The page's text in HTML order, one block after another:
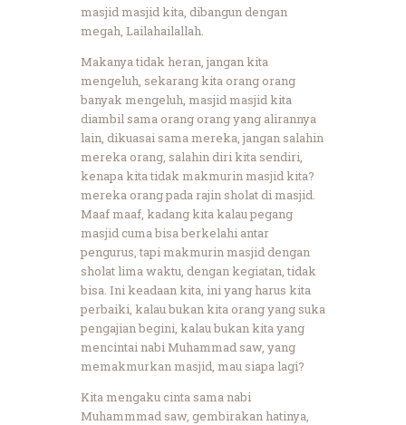
masjid masjid kita, dibangun dengan
megah, Lailahailallah.
Makanya tidak heran, jangan kita
mengeluh, sekarang kita orang orang
banyak mengeluh, masjid masjid kita
diambil sama orang orang yang alirannya
lain, dikuasai sama mereka, jangan salahin
mereka orang, salahin diri kita sendiri,
kenapa kita tidak makmurin masjid kita?
mereka orang pada rajin sholat di masjid.
Maaf maaf, kadang kita kalau pegang
masjid cuma bisa berkelahi antar
pengurus, tapi makmurin masjid dengan
sholat lima waktu, dengan kegiatan, tidak
bisa. Ini keadaan kita, ini yang harus kita
perbaiki, kalau bukan kita orang yang suka
pengajian begini, kalau bukan kita yang
mencintai nabi Muhammad saw, yang
memakmurkan masjid, mau siapa lagi?
Kita mengaku cinta sama nabi
Muhammmad saw, gembirakan hatinya,